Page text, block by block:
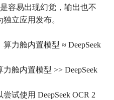
容易出现幻觉，输出也不
立应用发布。
力舱内置模型 ≈ DeepSeek
舱内置模型 >> DeepSeek
试使用 DeepSeek OCR 2